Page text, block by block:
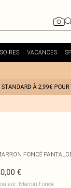
VACANCES
STANDARD À 2,99€
FONCÉ
€
: Marron Foncé